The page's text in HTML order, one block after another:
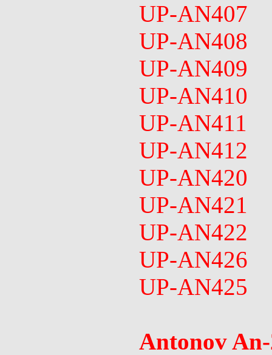
UP-AN407
UP-AN408
UP-AN409
UP-AN410
UP-AN411
UP-AN412
UP-AN420
UP-AN421
UP-AN422
UP-AN426
UP-AN425
Antonov